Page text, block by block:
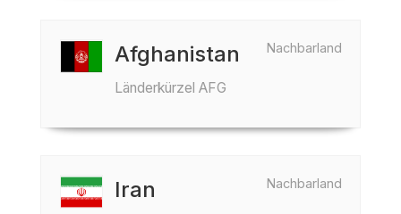
Nachbarland
Afghanistan
Länderkürzel AFG
Nachbarland
Iran